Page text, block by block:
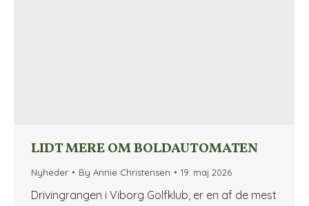
LIDT MERE OM BOLDAUTOMATEN
Nyheder By Annie Christensen 19. maj 2026
Drivingrangen i Viborg Golfklub, er en af de mest